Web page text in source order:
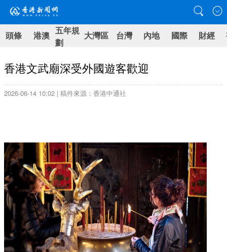
頭條 港澳 五年規
劃
大灣區 台灣 內地 國際 財經
香港文武廟深受外國遊客歡迎
2026-06-14 10:02 | 稿件來源：香港中通社